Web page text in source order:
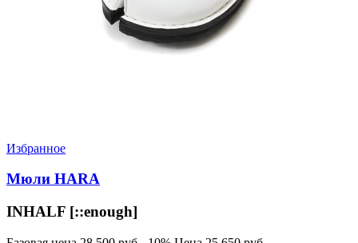
Избранное
Мюли HARA
INHALF [::enough]